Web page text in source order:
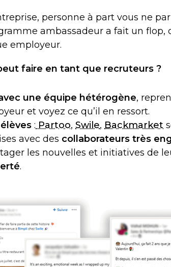
personne à part vous ne
ambassadeur a fait un flop,
employeur.
faire en tant que recruteurs ?
une équipe hétérogène,
et voyez ce qu’il en ressort.
: Partoo, Swile, Backmarket
avec des collaborateurs très
les nouvelles et initiatives de
.